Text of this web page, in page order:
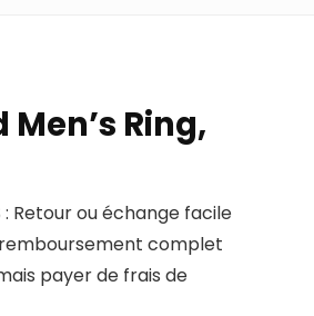
Ring,
: Retour ou échange facile
complet
payer de frais de